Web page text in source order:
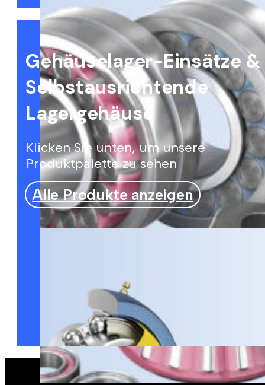
Gehäuselager-Einsätze &
Selbstausrichtende
Lagergehäuse
Klicken Sie unten, um unsere
Produktpalette zu sehen
Alle Produkte anzeigen